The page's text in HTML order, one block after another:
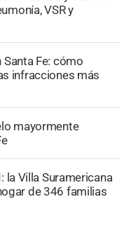
VSR y
Fe: cómo
infracciones más
mayormente
la Villa Suramericana
de 346 familias